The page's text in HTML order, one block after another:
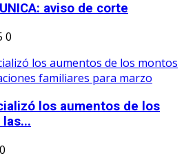
aviso de corte
0
los aumentos de los
0